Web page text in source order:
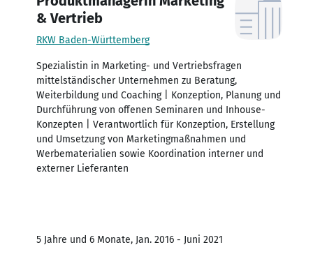
& Vertrieb
RKW Baden-Württemberg
Spezialistin in Marketing- und Vertriebsfragen
mittelständischer Unternehmen zu Beratung,
Weiterbildung und Coaching | Konzeption, Planung und
Durchführung von offenen Seminaren und Inhouse-
Konzepten | Verantwortlich für Konzeption, Erstellung
und Umsetzung von Marketingmaßnahmen und
Werbematerialien sowie Koordination interner und
externer Lieferanten
5 Jahre und 6 Monate, Jan. 2016 - Juni 2021